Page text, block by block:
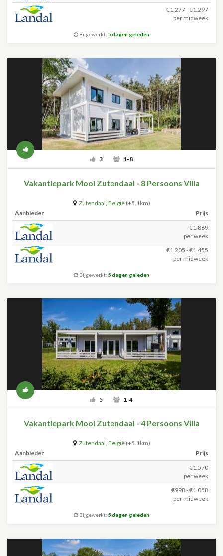
€1.277 - €1.297
per midweek
Bijgewerkt: 5 dagen geleden
3 1-8
Vakantiepark Mooi Zutendaal - 8 Persoons Villa
Zutendaal, België (+5.1km)
Aanbieder
Prijs
€1.869
per week
€1.205 - €1.455
per midweek
Bijgewerkt: 5 dagen geleden
5 1-4
Vakantiepark Mooi Zutendaal - 4 Persoons Villa
Zutendaal, België (+5.1km)
Aanbieder
Prijs
€1.570
per week
€998 - €1.058
per midweek
Bijgewerkt: 5 dagen geleden